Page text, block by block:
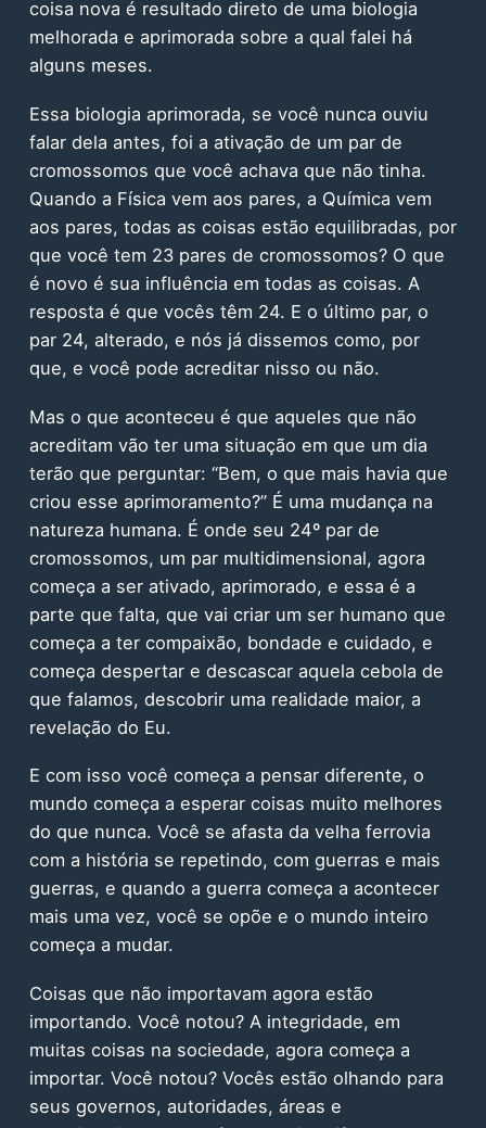
coisa nova é resultado direto de uma biologia
melhorada e aprimorada sobre a qual falei há
alguns meses.
Essa biologia aprimorada, se você nunca ouviu
falar dela antes, foi a ativação de um par de
cromossomos que você achava que não tinha.
Quando a Física vem aos pares, a Química vem
aos pares, todas as coisas estão equilibradas, por
que você tem 23 pares de cromossomos? O que
é novo é sua influência em todas as coisas. A
resposta é que vocês têm 24. E o último par, o
par 24, alterado, e nós já dissemos como, por
que, e você pode acreditar nisso ou não.
Mas o que aconteceu é que aqueles que não
acreditam vão ter uma situação em que um dia
terão que perguntar: “Bem, o que mais havia que
criou esse aprimoramento?” É uma mudança na
natureza humana. É onde seu 24º par de
cromossomos, um par multidimensional, agora
começa a ser ativado, aprimorado, e essa é a
parte que falta, que vai criar um ser humano que
começa a ter compaixão, bondade e cuidado, e
começa despertar e descascar aquela cebola de
que falamos, descobrir uma realidade maior, a
revelação do Eu.
E com isso você começa a pensar diferente, o
mundo começa a esperar coisas muito melhores
do que nunca. Você se afasta da velha ferrovia
com a história se repetindo, com guerras e mais
guerras, e quando a guerra começa a acontecer
mais uma vez, você se opõe e o mundo inteiro
começa a mudar.
Coisas que não importavam agora estão
importando. Você notou? A integridade, em
muitas coisas na sociedade, agora começa a
importar. Você notou? Vocês estão olhando para
seus governos, autoridades, áreas e